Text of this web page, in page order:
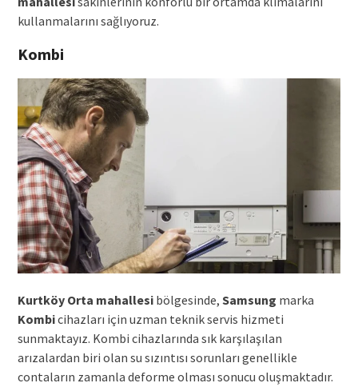
kullanmalarını sağlıyoruz.
Kombi
Kurtköy Orta mahallesibölgesinde, Samsung marka
Kombicihazları için uzman teknik servis hizmeti
sunmaktayız. Kombi cihazlarında sık karşılaşılan
arızalardan biri olan su sızıntısı sorunları genellikle
contaların zamanla deforme olması sonucu oluşmaktadır.